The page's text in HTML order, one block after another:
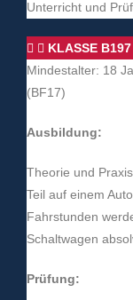
Unterricht und
KLASSE B197
Mindestalter: 18
(BF17)
Ausbildung:
Theorie und
Teil auf einem
Fahrstunden
Schaltwagen
Prüfung: